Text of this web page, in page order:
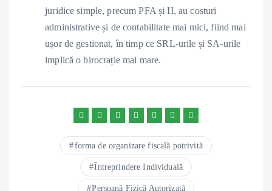
juridice simple, precum PFA și II, au costuri
administrative și de contabilitate mai mici, fiind mai
ușor de gestionat, în timp ce SRL-urile și SA-urile
implică o birocrație mai mare.
forma de organizare fiscală potrivită
Întreprindere Individuală
Persoană Fizică Autorizată